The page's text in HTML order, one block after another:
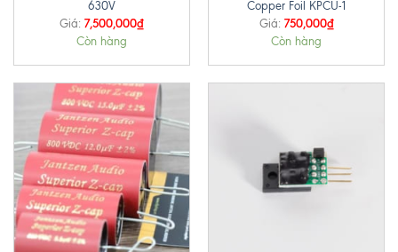
630V
Giá: 7,500,000₫
Còn hàng
Copper Foil KPCU-1
Giá: 750,000₫
Còn hàng